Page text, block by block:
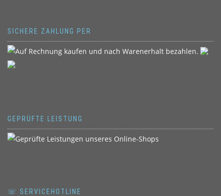
SICHERE ZAHLUNG PER
GEPRÜFTE LEISTUNG
☏ SERVICEHOTLINE